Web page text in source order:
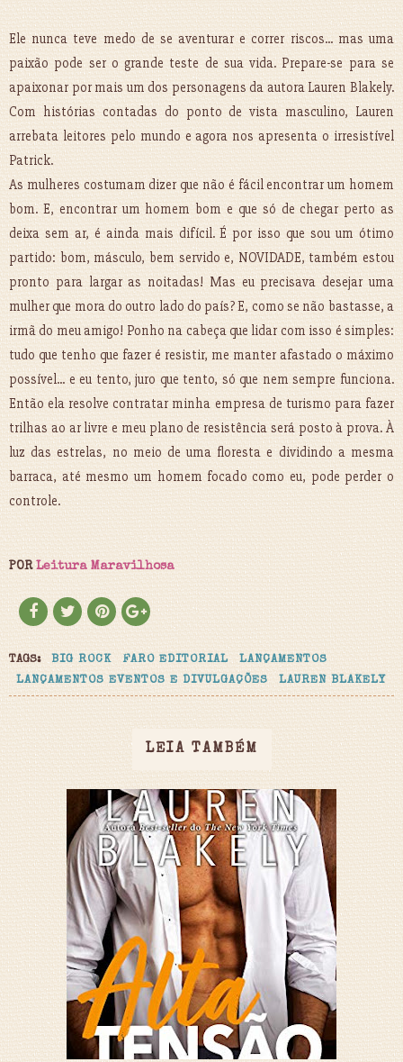
Ele nunca teve medo de se aventurar e correr riscos... mas uma
paixão pode ser o grande teste de sua vida. Prepare-se para se
apaixonar por mais um dos personagens da autora Lauren Blakely.
Com histórias contadas do ponto de vista masculino, Lauren
arrebata leitores pelo mundo e agora nos apresenta o irresistível
Patrick.
As mulheres costumam dizer que não é fácil encontrar um homem
bom. E, encontrar um homem bom e que só de chegar perto as
deixa sem ar, é ainda mais difícil. É por isso que sou um ótimo
partido: bom, másculo, bem servido e, NOVIDADE, também estou
pronto para largar as noitadas! Mas eu precisava desejar uma
mulher que mora do outro lado do país? E, como se não bastasse, a
irmã do meu amigo! Ponho na cabeça que lidar com isso é simples:
tudo que tenho que fazer é resistir, me manter afastado o máximo
possível... e eu tento, juro que tento, só que nem sempre funciona.
Então ela resolve contratar minha empresa de turismo para fazer
trilhas ao ar livre e meu plano de resistência será posto à prova. À
luz das estrelas, no meio de uma floresta e dividindo a mesma
barraca, até mesmo um homem focado como eu, pode perder o
controle.
PORLeitura Maravilhosa
TAGS: BIG ROCK FARO EDITORIAL
LANÇAMENTOS
LANÇAMENTOS EVENTOS E DIVULGAÇÕES
LAUREN BLAKELY
LEIA TAMBÉM